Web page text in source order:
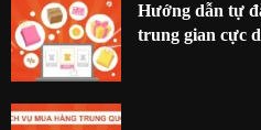
Hướng dẫn tự
trung gian cực